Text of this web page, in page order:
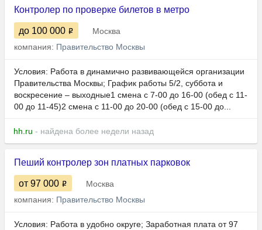
Контролер по проверке билетов в метро
до 100 000
Москва
компания: Правительство Москвы
Условия: Работа в динамично развивающейся организации
Правительства Москвы; График работы 5/2, cуббота и
воскресение – выходные1 смена с 7-00 до 16-00 (обед с 11-
00 до 11-45)2 смена с 11-00 до 20-00 (обед с 15-00 до...
hh.ru - найдена более недели назад
Пеший контролер зон платных парковок
от 97 000
Москва
компания: Правительство Москвы
Условия: Работа в удобно округе; Заработная плата от 97